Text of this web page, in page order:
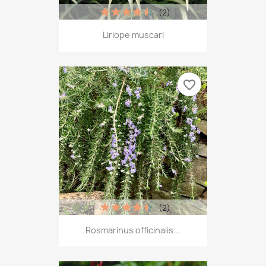
Liriope muscari
(2)
Rosmarinus officinalis...
(2)
favorite_border